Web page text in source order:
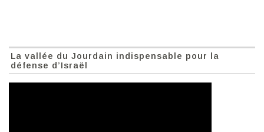
La vallée du Jourdain indispensable pour la
défense d’Israël